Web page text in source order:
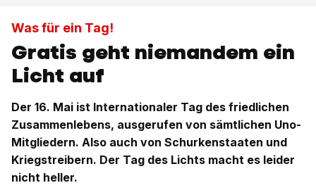
Was für ein Tag!
Gratis geht niemandem ein
Licht auf
Der 16. Mai ist Internationaler Tag des friedlichen
Zusammenlebens, ausgerufen von sämtlichen Uno-
Mitgliedern. Also auch von Schurkenstaaten und
Kriegstreibern. Der Tag des Lichts macht es leider
nicht heller.